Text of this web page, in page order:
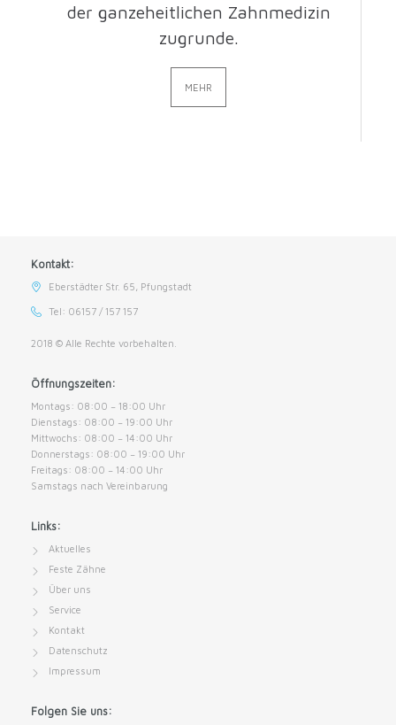
der ganzeheitlichen Zahnmedizin
zugrunde.
MEHR
Kontakt:
Eberstädter Str. 65, Pfungstadt
Tel: 06157 / 157 157
2018 © Alle Rechte vorbehalten.
Öffnungszeiten:
Montags: 08:00 − 18:00 Uhr
Dienstags: 08:00 − 19:00 Uhr
Mittwochs: 08:00 − 14:00 Uhr
Donnerstags: 08:00 − 19:00 Uhr
Freitags: 08:00 − 14:00 Uhr
Samstags nach Vereinbarung
Links:
Aktuelles
Feste Zähne
Über uns
Service
Kontakt
Datenschutz
Impressum
Folgen Sie uns: